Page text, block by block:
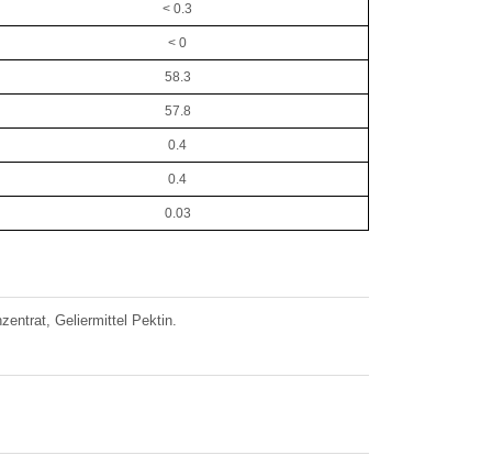
< 0.3
< 0
58.3
57.8
0.4
0.4
0.03
Geliermittel Pektin.